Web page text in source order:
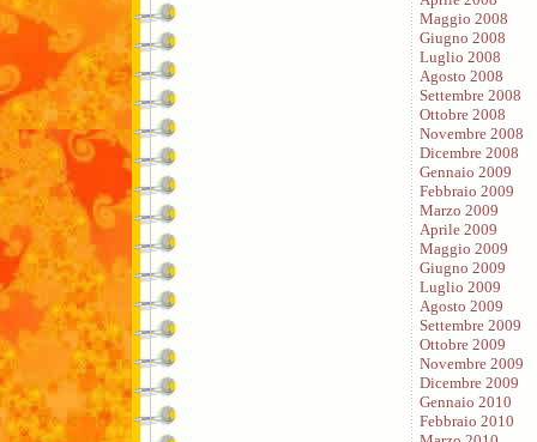
Maggio 2008
Giugno 2008
Luglio 2008
Agosto 2008
Settembre 2008
Ottobre 2008
Novembre 2008
Dicembre 2008
Gennaio 2009
Febbraio 2009
Marzo 2009
Aprile 2009
Maggio 2009
Giugno 2009
Luglio 2009
Agosto 2009
Settembre 2009
Ottobre 2009
Novembre 2009
Dicembre 2009
Gennaio 2010
Febbraio 2010